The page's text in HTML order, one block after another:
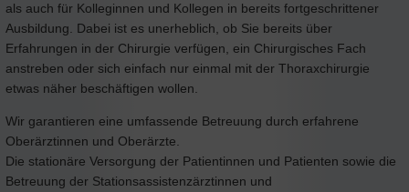
als auch für Kolleginnen und Kollegen in bereits fortgeschrittener
Ausbildung. Dabei ist es unerheblich, ob Sie bereits über
Erfahrungen in der Chirurgie verfügen, ein Chirurgisches Fach
anstreben oder sich einfach nur einmal mit der Thoraxchirurgie
etwas näher beschäftigen wollen.
Wir garantieren eine umfassende Betreuung durch erfahrene
Oberärztinnen und Oberärzte.
Die stationäre Versorgung der Patientinnen und Patienten sowie die
Betreuung der Stationsassistenzärztinnen und